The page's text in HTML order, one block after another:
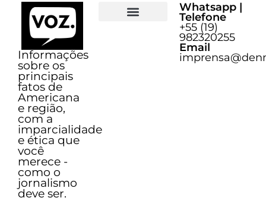
Informações
sobre os
principais
fatos de
Americana
e região,
com a
imparcialidade
e ética que
você
merece -
como o
jornalismo
deve ser.
Whatsapp |
Telefone
+55 (19)
982320255
Email